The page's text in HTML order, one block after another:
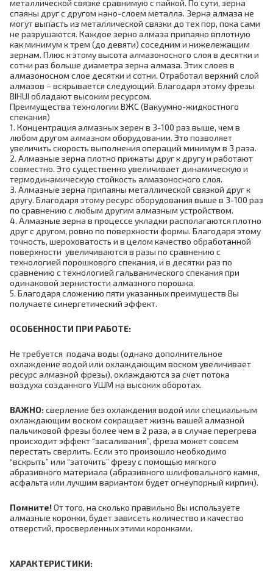
металлической связке сравнимую с пайкой. По сути, зерна
спаяны друг с другом нано-слоем металла. Зерна алмаза не
могут выпасть из металлической связки до тех пор, пока сами
не разрушаются. Каждое зерно алмаза припаяно вплотную
как минимум к трем (до девяти) соседним и нижележащим
зернам. Плюс к этому высота алмазоносного слоя в десятки и
сотни раз больше диаметра зерна алмаза. Этих слоев в
алмазоносном слое десятки и сотни. Отработал верхний слой
алмазов – вскрывается следующий. Благодаря этому фрезы
BIHUI обладают высоким ресурсом.
Преимущества технологии ВЖС (Вакуумно-жидкостного
спекания)
1. Концентрация алмазных зерен в 3-100 раз выше, чем в
любом другом алмазном оборудовании. Это позволяет
увеличить скорость выполнения операций минимум в 3 раза.
2. Алмазные зерна плотно прижаты друг к другу и работают
совместно. Это существенно увеличивает динамическую и
термодинамическую стойкость алмазоносного слоя.
3. Алмазные зерна припаяны металлической связкой друг к
другу. Благодаря этому ресурс оборудования выше в 3-100 раз
по сравнению с любым другим алмазным устройством.
4. Алмазные зерна в процессе укладки располагаются плотно
друг с другом, ровно по поверхности формы. Благодаря этому
точность, шероховатость и в целом качество обработанной
поверхности увеличиваются в разы по сравнению с
технологией порошкового спекания, и в десятки раз по
сравнению с технологией гальванического спекания при
одинаковой зернистости алмазного порошка.
5. Благодаря сложению пяти указанных преимуществ Вы
получаете синергетический эффект.
ОСОБЕННОСТИ ПРИ РАБОТЕ:
Не требуется подача воды (однако дополнительное
охлаждение водой или охлаждающим воском увеличивает
ресурс алмазной фрезы), охлаждаются за счет потока
воздуха созданного УШМ на высоких оборотах.
ВАЖНО: сверление без охлаждения водой или специальным
охлаждающим воском сокращает жизнь вашей алмазной
пальчиковой фрезы более чем в 2 раза, а в случае перегрева
происходит эффект “засаливания”, фреза может совсем
перестать сверлить. Если это произошло необходимо
“вскрыть” или “заточить” фрезу с помощью мягкого
абразивного материала (абразивного шлифовального камня,
асфальта или лучшим вариантом будет огнеупорный кирпич).
Помните!От того, на сколько правильно Вы используете
алмазные коронки, будет зависеть количество и качество
отверстий, просверленных этими коронками.
ХАРАКТЕРИСТИКИ: